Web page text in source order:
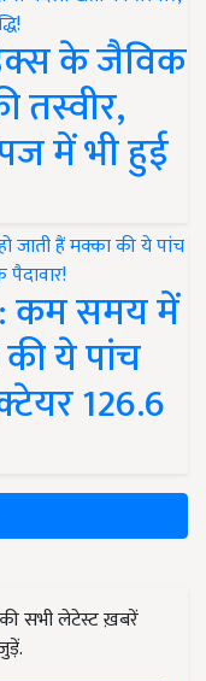
के जैविक
तस्वीर,
में भी हुई
कम समय में
ये पांच
126.6
सभी लेटेस्ट ख़बरें